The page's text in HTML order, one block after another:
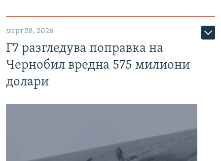
март 28, 2026
Г7 разгледува поправка на
Чернобил вредна 575 милиони
долари